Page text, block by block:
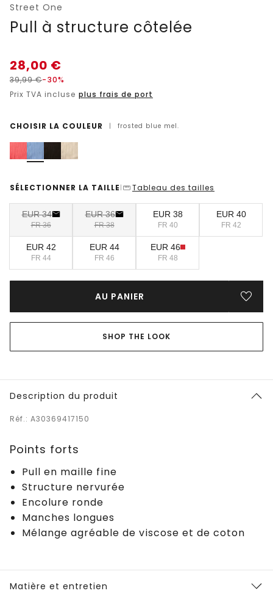
Street One
Pull à structure côtelée
28,00 €
39,99€-30%
Prix TVA incluse plus frais de port
CHOISIR LA COULEUR | frosted blue mel.
SÉLECTIONNER LA TAILLE | Tableau des tailles
EUR 34
FR 36
EUR 36
FR 38
EUR 38
FR 40
EUR 40
FR 42
EUR 42
FR 44
EUR 44
FR 46
EUR 46
FR 48
AU PANIER
SHOP THE LOOK
Description du produit
Réf.: A30369417150
Points forts
Pull en maille fine
Structure nervurée
Encolure ronde
Manches longues
Mélange agréable de viscose et de coton
Matière et entretien